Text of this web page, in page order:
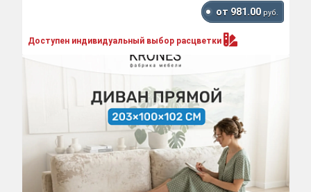
от 981.00 руб.
Доступен индивидуальный выбор расцветки